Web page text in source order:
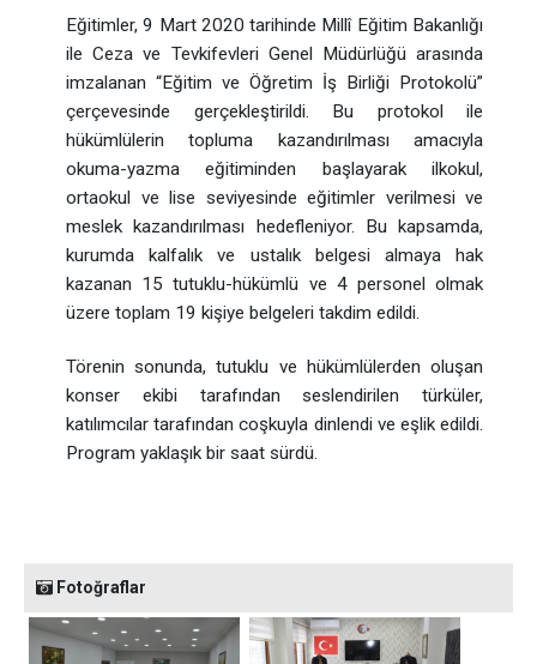
Eğitimler, 9 Mart 2020 tarihinde Millî Eğitim Bakanlığı
ile Ceza ve Tevkifevleri Genel Müdürlüğü arasında
imzalanan “Eğitim ve Öğretim İş Birliği Protokolü”
çerçevesinde gerçekleştirildi. Bu protokol ile
hükümlülerin topluma kazandırılması amacıyla
okuma-yazma eğitiminden başlayarak ilkokul,
ortaokul ve lise seviyesinde eğitimler verilmesi ve
meslek kazandırılması hedefleniyor. Bu kapsamda,
kurumda kalfalık ve ustalık belgesi almaya hak
kazanan 15 tutuklu-hükümlü ve 4 personel olmak
üzere toplam 19 kişiye belgeleri takdim edildi.
Törenin sonunda, tutuklu ve hükümlülerden oluşan
konser ekibi tarafından seslendirilen türküler,
katılımcılar tarafından coşkuyla dinlendi ve eşlik edildi.
Program yaklaşık bir saat sürdü.
Fotoğraflar